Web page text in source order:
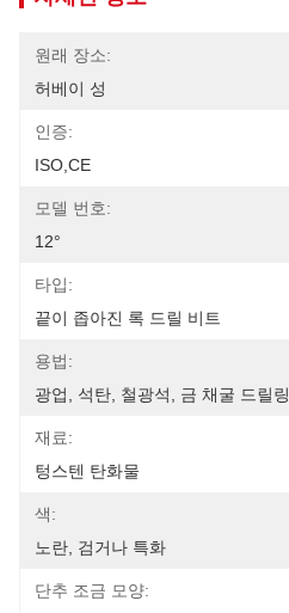
원래 장소:
허베이 성
인증:
ISO,CE
모델 번호:
12°
타입:
끝이 좁아진 록 드릴 비트
용법:
광업, 석탄, 철광석, 금 채굴 드릴링
재료:
텅스텐 탄화물
색:
노란, 검거나 특화
단추 조금 모양: